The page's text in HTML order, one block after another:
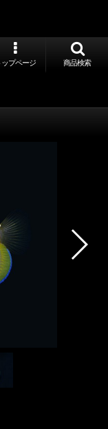
ップページ 商品検索